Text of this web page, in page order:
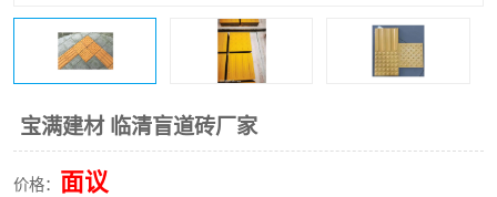
宝满建材 临清盲道砖厂家
价格： 面议